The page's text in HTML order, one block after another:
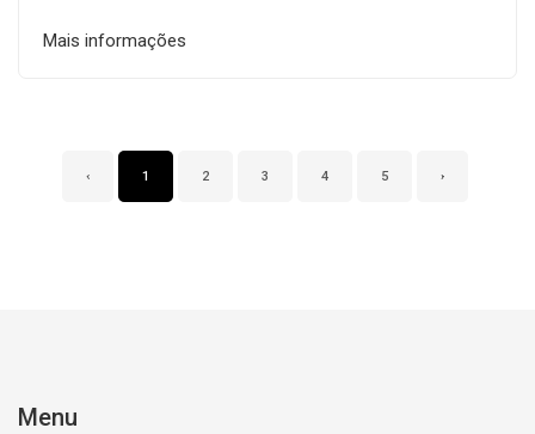
Mais informações
‹ 1 2 3 4 5 ›
Menu